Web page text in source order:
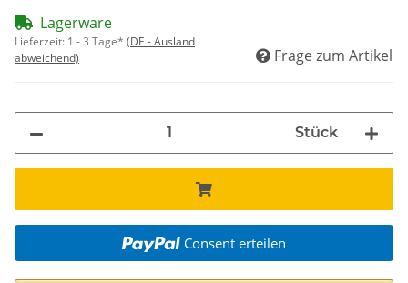
Lagerware
Lieferzeit: 1 - 3 Tage* (DE - Ausland
abweichend)
Frage zum Artikel
Stück
Consent erteilen